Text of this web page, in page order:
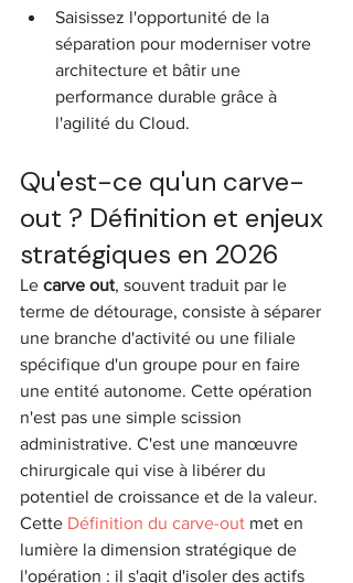
Saisissez l'opportunité de la
séparation pour moderniser votre
architecture et bâtir une
performance durable grâce à
l'agilité du Cloud.
Qu'est-ce qu'un carve-
out ? Définition et enjeux
stratégiques en 2026
Le carve out, souvent traduit par le
terme de détourage, consiste à séparer
une branche d'activité ou une filiale
spécifique d'un groupe pour en faire
une entité autonome. Cette opération
n'est pas une simple scission
administrative. C'est une manœuvre
chirurgicale qui vise à libérer du
potentiel de croissance et de la valeur.
Cette Définition du carve-out met en
lumière la dimension stratégique de
l'opération : il s'agit d'isoler des actifs